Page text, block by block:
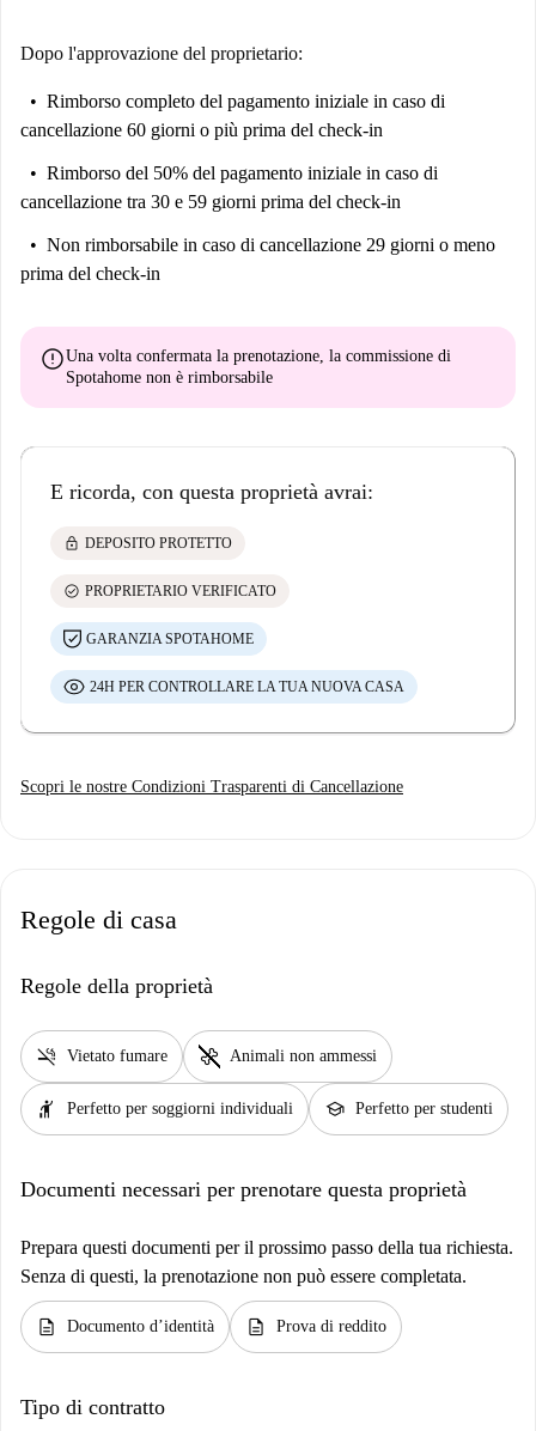
Dopo l'approvazione del proprietario:
Rimborso completo del pagamento iniziale in caso di
cancellazione 60 giorni o più prima del check-in
Rimborso del 50% del pagamento iniziale in caso di
cancellazione tra 30 e 59 giorni prima del check-in
Non rimborsabile in caso di cancellazione 29 giorni o meno
prima del check-in
errorUna volta confermata la prenotazione, la commissione di
Spotahome non è rimborsabile
E ricorda, con questa proprietà avrai:
lock DEPOSITO PROTETTO
check_circle PROPRIETARIO VERIFICATO
GARANZIA SPOTAHOME
24H PER CONTROLLARE LA TUA NUOVA CASA
Scopri le nostre Condizioni Trasparenti di Cancellazione
Regole di casa
Regole della proprietà
smoke_free Vietato fumare pet_supplies Animali non ammessi
hail Perfetto per soggiorni individuali school Perfetto per studenti
Documenti necessari per prenotare questa proprietà
Prepara questi documenti per il prossimo passo della tua richiesta.
Senza di questi, la prenotazione non può essere completata.
description Documento d’identità description Prova di reddito
Tipo di contratto